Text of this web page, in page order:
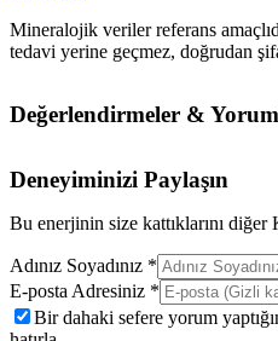
Mineralojik veriler referans
tedavi yerine geçmez, doğrudan
Değerlendirmeler &
Deneyiminizi Paylaşın
Bu enerjinin size kattıklarını diğer
Adınız Soyadınız *
E-posta Adresiniz *
Bir dahaki sefere yorum